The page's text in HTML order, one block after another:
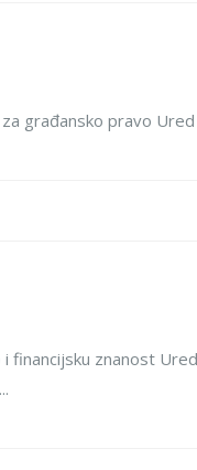
građansko pravo
financijsku znanost